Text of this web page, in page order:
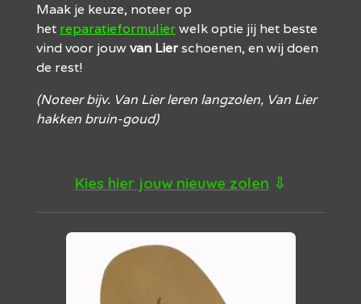
Maak je keuze, noteer op
het reparatieformulierwelk optie jij het beste
vind voor jouwvan Lierschoenen, en wij doen
de rest!
(Noteer bijv. Van Lier leren langzolen, Van Lier
hakken bruin-goud)
Kies hier jouw nieuwe zolen ⇩